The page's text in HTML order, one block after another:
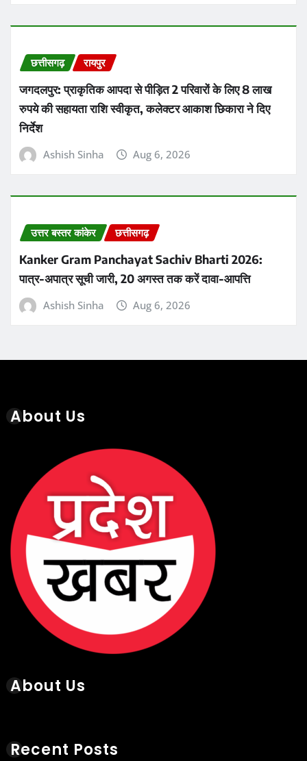
छत्तीसगढ़ रायपुर
जगदलपुर: प्राकृतिक आपदा से पीड़ित 2 परिवारों के लिए 8 लाख
रुपये की सहायता राशि स्वीकृत, कलेक्टर आकाश छिकारा ने दिए
निर्देश
Ashish Sinha Aug 6, 2026
उत्तर बस्तर कांकेर छत्तीसगढ़
Kanker Gram Panchayat Sachiv Bharti 2026:
पात्र-अपात्र सूची जारी, 20 अगस्त तक करें दावा-आपत्ति
Ashish Sinha Aug 6, 2026
About Us
About Us
Recent Posts